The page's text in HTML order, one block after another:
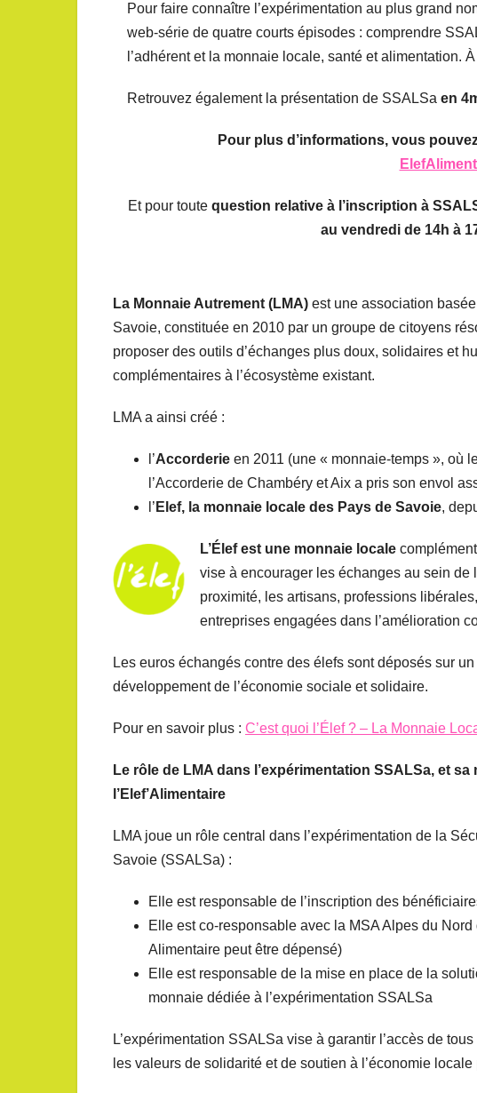
Pour faire connaître l’expérimentation au plus grand
web-série de quatre courts épisodes : comprendre
l’adhérent et la monnaie locale, santé et alimentation.
Retrouvez également la présentation de SSALSa en
Pour plus d’informations, vous
Et pour toute question relative à l’inscription à
au vendredi de 14h à
La Monnaie Autrement (LMA) est une association
Savoie, constituée en 2010 par un groupe de citoyens
proposer des outils d’échanges plus doux, solidaires et
complémentaires à l’écosystème existant.
LMA a ainsi créé :
l’Accorderie en 2011 (une « monnaie-temps », où
l’Accorderie de Chambéry et Aix a pris son envol
l’ Elef, la monnaie locale des Pays de Savoie,
L’Élef est une monnaie locale
vise à encourager les échanges au sein de
proximité, les artisans, professions
entreprises engagées dans l’amélioration
Les euros échangés contre des élefs sont déposés sur
développement de l’économie sociale et solidaire.
Pour en savoir plus : C’est quoi l’Élef ? – La Monnaie
Le rôle de LMA dans l’expérimentation SSALSa, et sa
l’Elef’Alimentaire
LMA joue un rôle central dans l’expérimentation de la
Savoie (SSALSa) :
Elle est responsable de l’inscription des
Elle est co-responsable avec la MSA Alpes du
Alimentaire peut être dépensé)
Elle est responsable de la mise en place de la
monnaie dédiée à l’expérimentation SSALSa
L’expérimentation SSALSa vise à garantir l’accès de
les valeurs de solidarité et de soutien à l’économie